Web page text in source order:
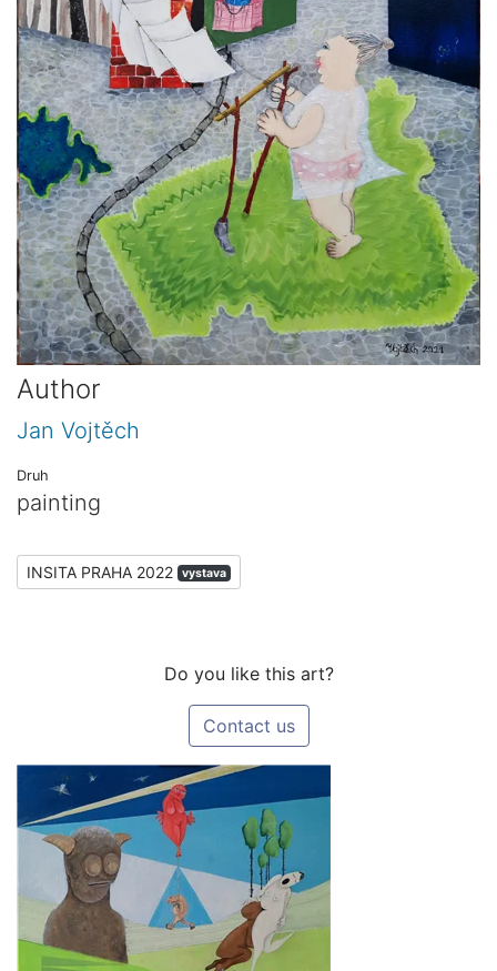
Author
Jan Vojtěch
Druh
painting
INSITA PRAHA 2022 vystava
Do you like this art?
Contact us